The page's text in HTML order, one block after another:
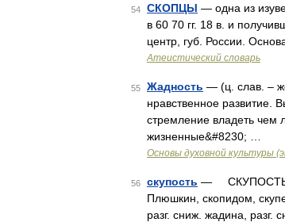
54 СКОПЦЫ — одна из
в 60 70 гг. 18 в. и
центр, губ. России.
Атеистический словарь
55 Жадность — (ц. слав. –
нравственное развитие.
стремление владеть чем
жизненные&#8230; …
Основы духовной культуры
56 скупость — СКУПОСТЬ,
Плюшкин, скопидом,
разг. сниж. жадина, разг.